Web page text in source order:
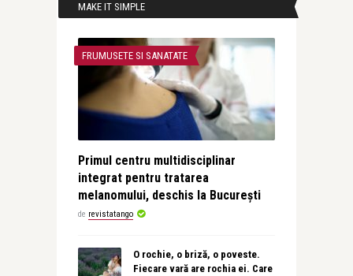
MAKE IT SIMPLE
FRUMUSETE SI SANATATE
Primul centru multidisciplinar
integrat pentru tratarea
melanomului, deschis la București
de revistatango
O rochie, o briză, o poveste.
Fiecare vară are rochia ei. Care